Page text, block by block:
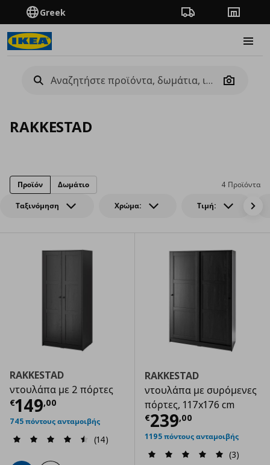
Greek Πορεία παραγγελίας
Camera
RAKKESTAD
Ταξινόμηση Χρώμα: Τιμή:
4 Προϊόντα
Προϊόν Δωμάτιο
RAKKESTAD
ντουλάπα με 2 πόρτες
€149,00
Τρέχουσα τιμή € 149,00
745 πόντους ανταμοιβής
(14)
RAKKESTAD
ντουλάπα με συρόμενες
πόρτες, 117x176 cm
€239,00
Τρέχουσα
1195 πόντους ανταμοιβής
(3)